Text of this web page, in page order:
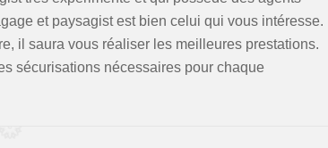
et paysagist est bien celui qui vous intéresse.
il saura vous réaliser les meilleures prestations.
sécurisations nécessaires pour chaque